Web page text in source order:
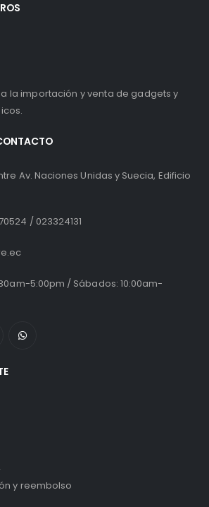
la importación y venta de gadgets y
Av. Naciones Unidas y Suecia, Edificio
/ 023324131
5:00pm / Sábados: 10:00am-
y reembolso